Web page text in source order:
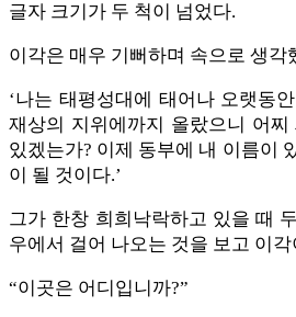
글자 크기가 두 척이 넘었다.
이각은 매우 기뻐하며 속으로 생각
‘나는 태평성대에 태어나 오랫동
재상의 지위에까지 올랐으니 어
있겠는가? 이제 동부에 내 이름이
이 될 것이다.’
그가 한창 희희낙락하고 있을 때
우에서 걸어 나오는 것을 보고 이각
“이곳은 어디입니까?”